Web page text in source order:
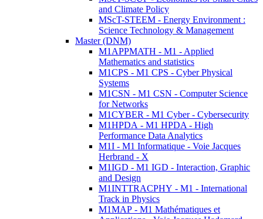
and Climate Policy
MScT-STEEM - Energy Environment :
Science Technology & Management
Master (DNM)
M1APPMATH - M1 - Applied
Mathematics and statistics
M1CPS - M1 CPS - Cyber Physical
Systems
M1CSN - M1 CSN - Computer Science
for Networks
M1CYBER - M1 Cyber - Cybersecurity
M1HPDA - M1 HPDA - High
Performance Data Analytics
M1I - M1 Informatique - Voie Jacques
Herbrand - X
M1IGD - M1 IGD - Interaction, Graphic
and Design
M1INTTRACPHY - M1 - International
Track in Physics
M1MAP - M1 Mathématiques et